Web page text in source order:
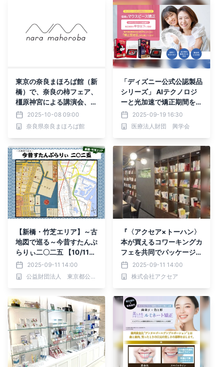
東京の奈良まほろば館（新
橋）で、奈良の柿フェア、
橿原神宮による講演会、下
市町・黒滝村の 魅力発信
イベントを実施
2025-10-08 09:00
奈良県奈良まほろば館
「ディズニー公式公認製品
シリーズ」 AIテクノロジ
ーと光加速で矯正期間を半
分以下に短縮する信頼のマ
ウスピース矯正治療を開始
しました！
2025-09-19 16:30
医療法人財団 興学会
【新橋・竹芝エリア】～古
地図で巡る～今昔すたんぷ
らりぃ二〇二五 【10/11
（土）～11/5（水）】
2025-09-11 14:00
公益財団法人 東京都公園協会
『〈アクセア×トーハン〉
本が買えるコワーキングカ
フェを共同でパッケージ化
』 企業・自治体などへの
導入促進を開始
2025-09-11 14:00
株式会社アクセア